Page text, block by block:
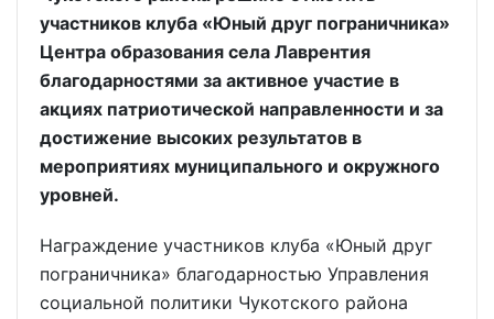
участников клуба «Юный друг пограничника»
Центра образования села Лаврентия
благодарностями за активное участие в
акциях патриотической направленности и за
достижение высоких результатов в
мероприятиях муниципального и окружного
уровней.
Награждение участников клуба «Юный друг
пограничника» благодарностью Управления
социальной политики Чукотского района